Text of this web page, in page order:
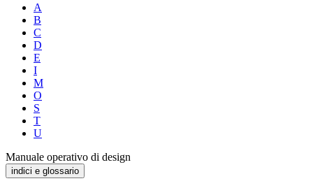
A
B
C
D
E
I
M
O
S
T
U
Manuale operativo di design
indici e glossario